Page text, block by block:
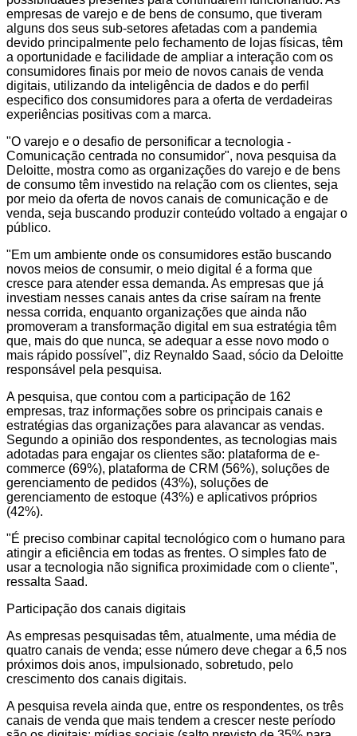
empresas de varejo e de bens de consumo, que tiveram
alguns dos seus sub-setores afetadas com a pandemia
devido principalmente pelo fechamento de lojas físicas, têm
a oportunidade e facilidade de ampliar a interação com os
consumidores finais por meio de novos canais de venda
digitais, utilizando da inteligência de dados e do perfil
especifico dos consumidores para a oferta de verdadeiras
experiências positivas com a marca.
"O varejo e o desafio de personificar a tecnologia -
Comunicação centrada no consumidor", nova pesquisa da
Deloitte, mostra como as organizações do varejo e de bens
de consumo têm investido na relação com os clientes, seja
por meio da oferta de novos canais de comunicação e de
venda, seja buscando produzir conteúdo voltado a engajar o
público.
"Em um ambiente onde os consumidores estão buscando
novos meios de consumir, o meio digital é a forma que
cresce para atender essa demanda. As empresas que já
investiam nesses canais antes da crise saíram na frente
nessa corrida, enquanto organizações que ainda não
promoveram a transformação digital em sua estratégia têm
que, mais do que nunca, se adequar a esse novo modo o
mais rápido possível", diz Reynaldo Saad, sócio da Deloitte
responsável pela pesquisa.
A pesquisa, que contou com a participação de 162
empresas, traz informações sobre os principais canais e
estratégias das organizações para alavancar as vendas.
Segundo a opinião dos respondentes, as tecnologias mais
adotadas para engajar os clientes são: plataforma de e-
commerce (69%), plataforma de CRM (56%), soluções de
gerenciamento de pedidos (43%), soluções de
gerenciamento de estoque (43%) e aplicativos próprios
(42%).
"É preciso combinar capital tecnológico com o humano para
atingir a eficiência em todas as frentes. O simples fato de
usar a tecnologia não significa proximidade com o cliente",
ressalta Saad.
Participação dos canais digitais
As empresas pesquisadas têm, atualmente, uma média de
quatro canais de venda; esse número deve chegar a 6,5 nos
próximos dois anos, impulsionado, sobretudo, pelo
crescimento dos canais digitais.
A pesquisa revela ainda que, entre os respondentes, os três
canais de venda que mais tendem a crescer neste período